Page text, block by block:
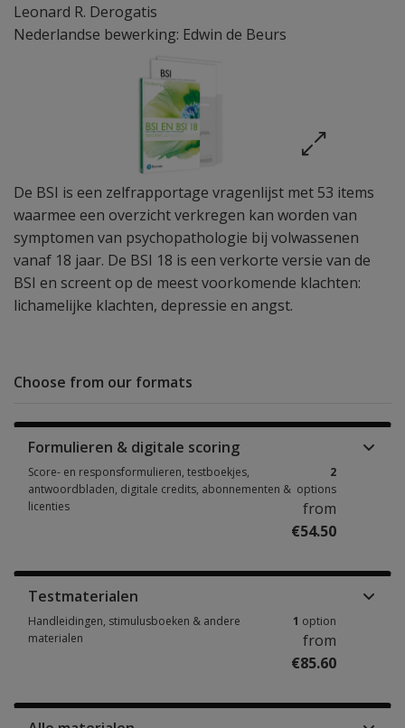
De BSI is een zelfrapportage vragenlijst met 53 items
waarmee een overzicht verkregen kan worden van
symptomen van psychopathologie bij volwassenen
vanaf 18 jaar. De BSI 18 is een verkorte versie van de
BSI en screent op de meest voorkomende klachten:
lichamelijke klachten, depressie en angst.
Leonard R. Derogatis
Nederlandse bewerking: Edwin de Beurs
Choose from our formats
Formulieren & digitale scoring
Score- en responsformulieren, testboekjes,
antwoordbladen, digitale credits, abonnementen &
licenties
2
options
from
€54.50
Testmaterialen
Handleidingen, stimulusboeken & andere
materialen
1 option
from
€85.60